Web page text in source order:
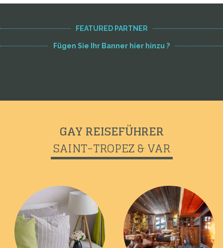
FEATURED PARTNER
Fügen Sie Ihr Banner hier hinzu ?
GAY REISEFÜHRER
SAINT-TROPEZ & VAR